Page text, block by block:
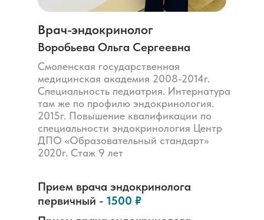
Врач-эндокринолог
Смоленская государственная
медицинская академия 2008-2014г.
Специальность педиатрия. Интернатура
там же по профилю эндокринология.
2015г. Повышение квалификации по
специальности эндокринология Центр
ДПО «Образовательный стандарт»
2020г. Стаж 9 лет
Прием врача эндокринолога
первичный - 1500 ₽
Воробьева Ольга Сергеевна